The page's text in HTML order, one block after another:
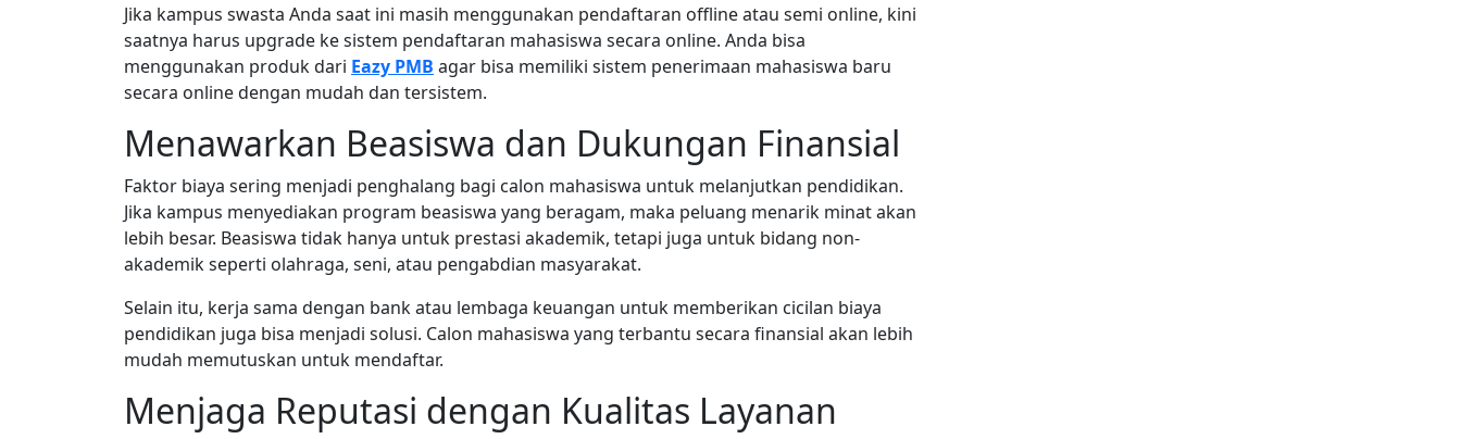
Jika kampus swasta Anda saat ini masih menggunakan pendaftaran offline atau semi online, kini
saatnya harus upgrade ke sistem pendaftaran mahasiswa secara online. Anda bisa
menggunakan produk dari Eazy PMB agar bisa memiliki sistem penerimaan mahasiswa baru
secara online dengan mudah dan tersistem.
Menawarkan Beasiswa dan Dukungan Finansial
Faktor biaya sering menjadi penghalang bagi calon mahasiswa untuk melanjutkan pendidikan.
Jika kampus menyediakan program beasiswa yang beragam, maka peluang menarik minat akan
lebih besar. Beasiswa tidak hanya untuk prestasi akademik, tetapi juga untuk bidang non-
akademik seperti olahraga, seni, atau pengabdian masyarakat.
Selain itu, kerja sama dengan bank atau lembaga keuangan untuk memberikan cicilan biaya
pendidikan juga bisa menjadi solusi. Calon mahasiswa yang terbantu secara finansial akan lebih
mudah memutuskan untuk mendaftar.
Menjaga Reputasi dengan Kualitas Layanan